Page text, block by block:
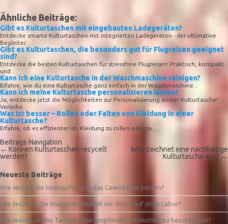
Ähnliche Beiträge:
Gibt es Kulturtaschen mit eingebauten Ladegeräten?
Entdecke smarte Kulturtaschen mit integrierten Ladegeräten - der ultimative
Begleiter...
Gibt es Kulturtaschen, die besonders gut für Flugreisen geeignet
sind?
Entdecke die besten Kulturtaschen für stressfreie Flugreisen! Praktisch, kompakt
und...
Kann ich eine Kulturtasche in der Waschmaschine reinigen?
Erfahre, wie du eine Kulturtasche ganz einfach in der Waschmaschine...
Kann ich meine Kulturtasche personalisieren lassen?
Ja, entdecke jetzt die Möglichkeiten zur Personalisierung deiner Kulturtasche!
Verleihe...
Was ist besser – Rollen oder Falten von Kleidung in einer
Kulturtasche?
Erfahre, ob es effizienter ist, Kleidung zu rollen oder zu...
Beitrags-Navigation
← Können Kulturtaschen recycelt
werden?
Was zeichnet eine nachhaltige
Kulturtasche aus? →
Neueste Beiträge
Wie verteilt die Innenaufteilung das Gewicht am besten?
Wie teste ich die Wasserdichtigkeit vor dem Kauf ohne Labor?
Wie reinige ich die Tasche, ohne empfindliche Etiketten zu beschädigen?